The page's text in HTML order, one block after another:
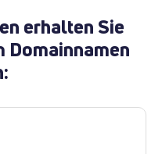
erhalten Sie
Domainnamen